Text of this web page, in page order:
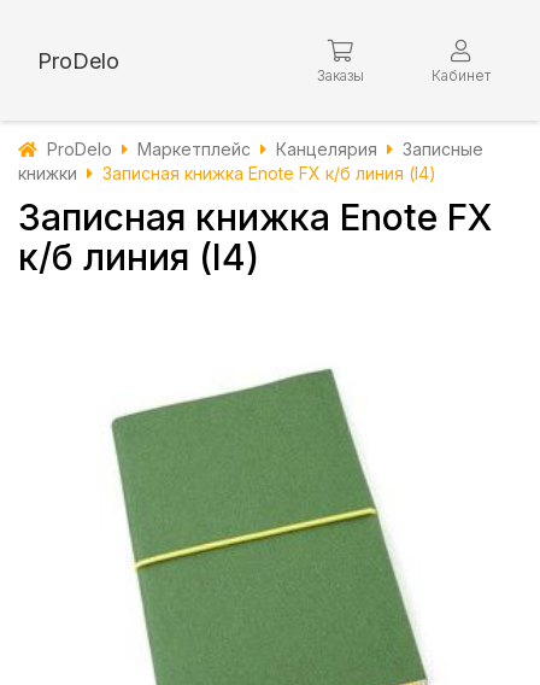
ProDelo
Заказы Кабинет
ProDelo Маркетплейс Канцелярия
Записные
книжки
Записная книжка Enote FX к/б линия (I4)
Записная книжка Enote FX
к/б линия (I4)